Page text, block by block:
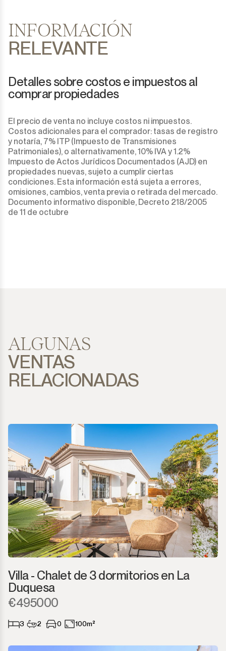
INFORMACIÓN
RELEVANTE
Detalles sobre costos e impuestos al
comprar propiedades
El precio de venta no incluye costos ni impuestos.
Costos adicionales para el comprador: tasas de registro
y notaría, 7% ITP (Impuesto de Transmisiones
Patrimoniales), o alternativamente, 10% IVA y 1.2%
Impuesto de Actos Jurídicos Documentados (AJD) en
propiedades nuevas, sujeto a cumplir ciertas
condiciones. Esta información está sujeta a errores,
omisiones, cambios, venta previa o retirada del mercado.
Documento informativo disponible, Decreto 218/2005
de 11 de octubre
ALGUNAS
VENTAS
RELACIONADAS
Villa - Chalet de 3 dormitorios en La
Duquesa
€495000
3 2 0 100m²